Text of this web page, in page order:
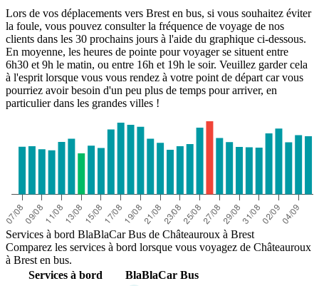
Lors de vos déplacements vers Brest en bus, si vous souhaitez éviter
la foule, vous pouvez consulter la fréquence de voyage de nos
clients dans les 30 prochains jours à l'aide du graphique ci-dessous.
En moyenne, les heures de pointe pour voyager se situent entre
6h30 et 9h le matin, ou entre 16h et 19h le soir. Veuillez garder cela
à l'esprit lorsque vous vous rendez à votre point de départ car vous
pourriez avoir besoin d'un peu plus de temps pour arriver, en
particulier dans les grandes villes !
Services à bord BlaBlaCar Bus de Châteauroux à Brest
Comparez les services à bord lorsque vous voyagez de Châteauroux
à Brest en bus.
Services à bord
BlaBlaCar Bus